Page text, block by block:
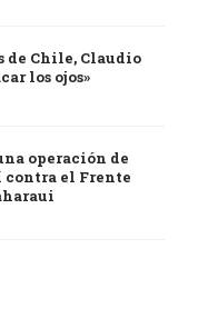
de Chile, Claudio
los ojos»
operación de
contra el Frente